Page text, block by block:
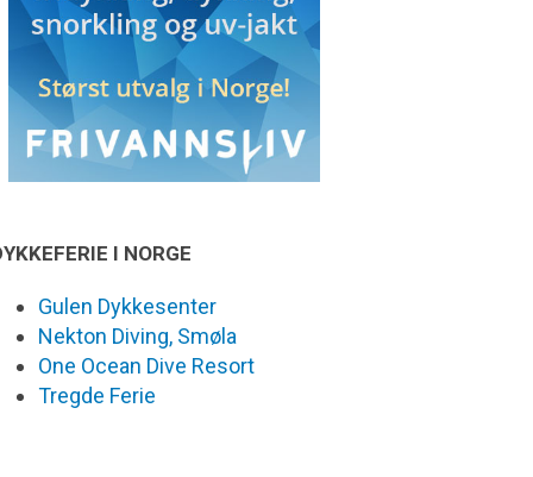
I NORGE
Gulen Dykkesenter
Nekton Diving, Smøla
One Ocean Dive Resort
Tregde Ferie